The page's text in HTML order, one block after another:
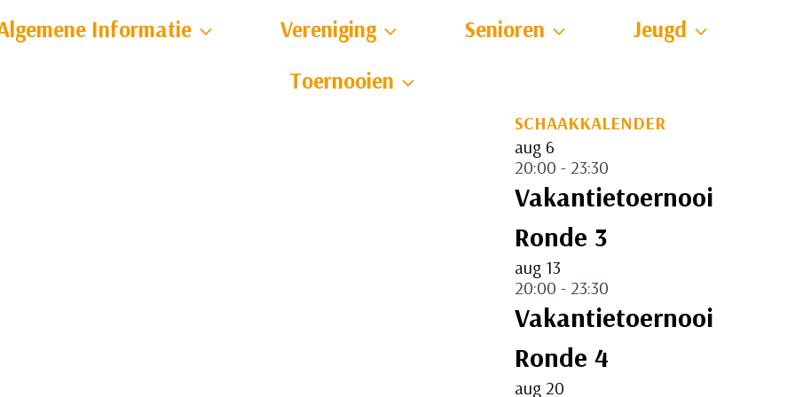
Informatie Vereniging Senioren
Jeugd
Toernooien
SCHAAKKALENDER
aug 6
20:00 - 23:30
Vakantietoernooi
Ronde 3
aug 13
20:00 - 23:30
Vakantietoernooi
Ronde 4
aug 20